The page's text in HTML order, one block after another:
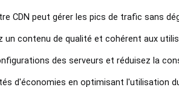
CDN peut gérer les pics de trafic sans
un contenu de qualité et cohérent aux
des serveurs et réduisez la
d'économies en optimisant l'utilisation